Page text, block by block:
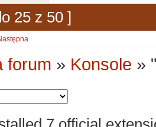
25 z 50 ]
forum » Konsole »